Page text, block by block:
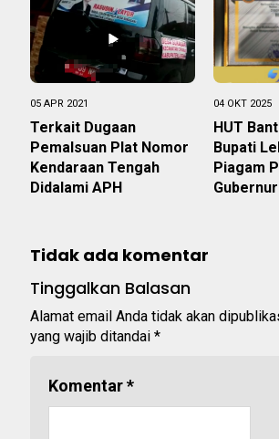
05 APR 2021
Terkait Dugaan
Pemalsuan Plat Nomor
Kendaraan Tengah
Didalami APH
04 OKT 2025
HUT
Bupati
Piagam
Gubernur
Tidak ada komentar
Tinggalkan Balasan
Alamat email Anda tidak akan
yang wajib ditandai *
Komentar*